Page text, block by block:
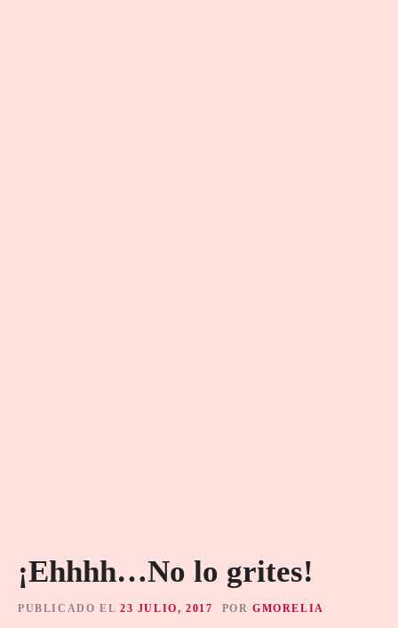
¡Ehhhh…No lo grites!
PUBLICADO EL 23 JULIO, 2017 POR GMORELIA